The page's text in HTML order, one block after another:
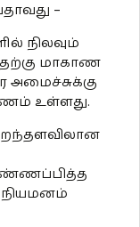
–
நிலவும்
மாகாண
அமைச்சுக்கு
உள்ளது.
நியமனம்